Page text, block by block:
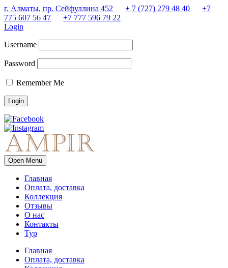
г. Алматы, пр. Сейфуллина 452 + 7 (727) 279 48 40
+7
775 607 56 47
+7 777 596 79 22
Login
Username
Password
Remember Me
Open Menu
Главная
Оплата, доставка
Коллекция
Отзывы
О нас
Контакты
Тур
Главная
Оплата, доставка